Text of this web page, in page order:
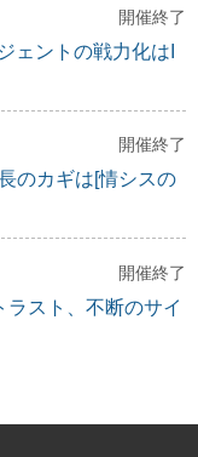
開催終了
ェントの戦力化はI
開催終了
のカギは[情シスの
開催終了
ラスト、不断のサイ